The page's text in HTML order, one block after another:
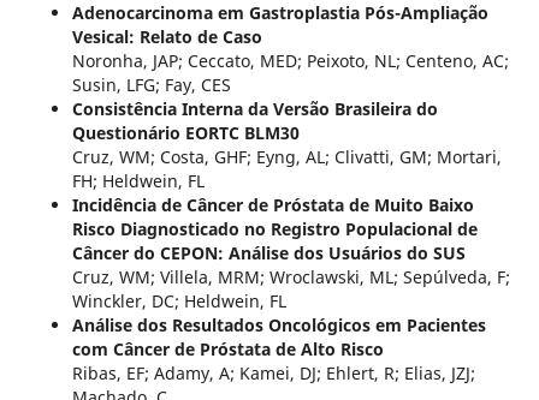
Adenocarcinoma em Gastroplastia Pós-Ampliação
Vesical: Relato de Caso
Noronha, JAP; Ceccato, MED; Peixoto, NL; Centeno, AC;
Susin, LFG; Fay, CES
Consistência Interna da Versão Brasileira do
Questionário EORTC BLM30
Cruz, WM; Costa, GHF; Eyng, AL; Clivatti, GM; Mortari,
FH; Heldwein, FL
Incidência de Câncer de Próstata de Muito Baixo
Risco Diagnosticado no Registro Populacional de
Câncer do CEPON: Análise dos Usuários do SUS
Cruz, WM; Villela, MRM; Wroclawski, ML; Sepúlveda, F;
Winckler, DC; Heldwein, FL
Análise dos Resultados Oncológicos em Pacientes
com Câncer de Próstata de Alto Risco
Ribas, EF; Adamy, A; Kamei, DJ; Ehlert, R; Elias, JZJ;